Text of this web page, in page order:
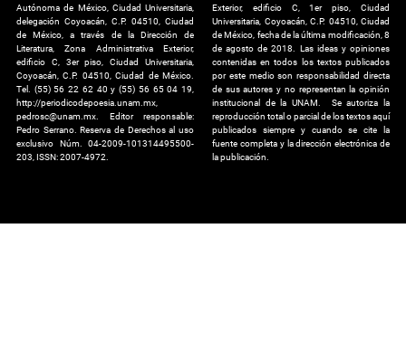
Autónoma de México, Ciudad Universitaria,
delegación Coyoacán, C.P. 04510, Ciudad
de México, a través de la Dirección de
Literatura, Zona Administrativa Exterior,
edificio C, 3er piso, Ciudad Universitaria,
Coyoacán, C.P. 04510, Ciudad de México.
Tel. (55) 56 22 62 40 y (55) 56 65 04 19,
http://periodicodepoesia.unam.mx,
pedrosc@unam.mx. Editor responsable:
Pedro Serrano. Reserva de Derechos al uso
exclusivo Núm. 04-2009-101314495500-
203, ISSN: 2007-4972.
Exterior, edificio C, 1er piso, Ciudad
Universitaria, Coyoacán, C.P. 04510, Ciudad
de México, fecha de la última modificación, 8
de agosto de 2018. Las ideas y opiniones
contenidas en todos los textos publicados
por este medio son responsabilidad directa
de sus autores y no representan la opinión
institucional de la UNAM. Se autoriza la
reproducción total o parcial de los textos aquí
publicados siempre y cuando se cite la
fuente completa y la dirección electrónica de
la publicación.